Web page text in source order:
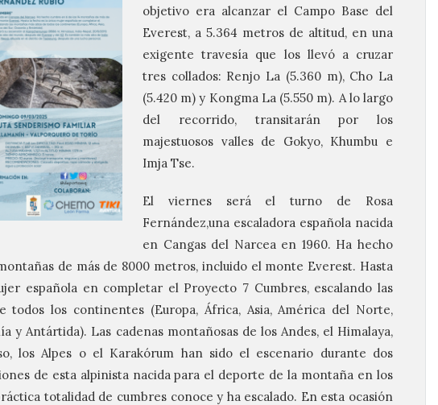
objetivo era alcanzar el Campo Base del
Everest, a 5.364 metros de altitud, en una
exigente travesía que los llevó a cruzar
tres collados: Renjo La (5.360 m), Cho La
(5.420 m) y Kongma La (5.550 m). A lo largo
del recorrido, transitarán por los
majestuosos valles de Gokyo, Khumbu e
Imja Tse.
El viernes será el turno de Rosa
Fernández,una escaladora española nacida
en Cangas del Narcea en 1960. Ha hecho
de más de 8000 metros, incluido el monte Everest. Hasta
española en completar el Proyecto 7 Cumbres, escalando las
todos los continentes (Europa, África, Asia, América del Norte,
y Antártida). Las cadenas montañosas de los Andes, el Himalaya,
los Alpes o el Karakórum han sido el escenario durante dos
de esta alpinista nacida para el deporte de la montaña en los
totalidad de cumbres conoce y ha escalado. En esta ocasión